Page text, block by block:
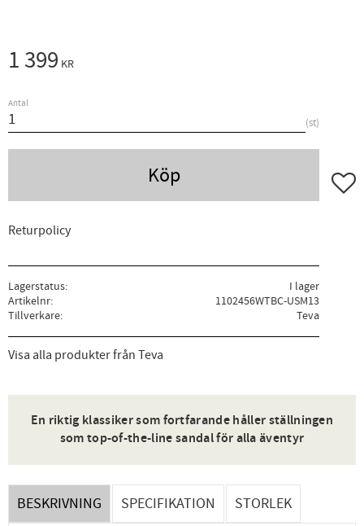
1 399 KR
Antal
st
Köp Lägg
Returpolicy
Lagerstatus
I lager
Artikelnr
1102456WTBC-USM13
Tillverkare
Teva
Visa alla produkter från Teva
En riktig klassiker som fortfarande håller ställningen
som top-of-the-line sandal för alla äventyr
BESKRIVNING SPECIFIKATION STORLEK